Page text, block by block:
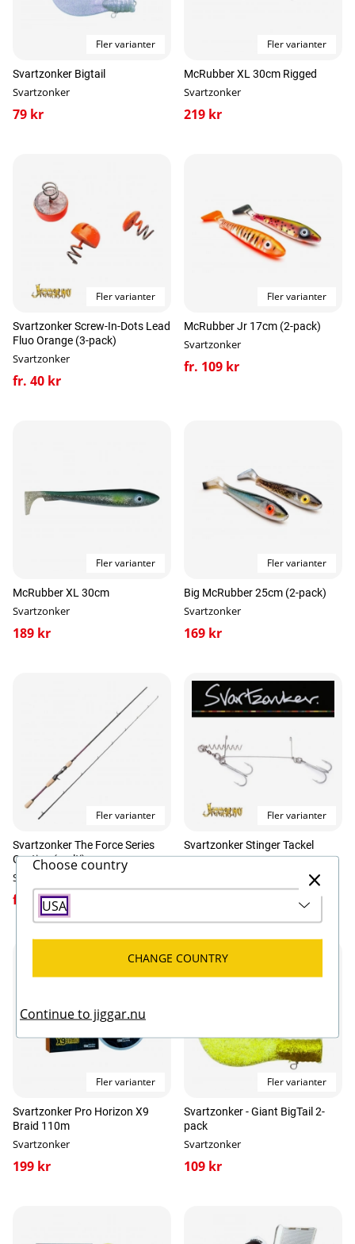
Fler varianter
Svartzonker Bigtail
Svartzonker
79 kr
Fler varianter
McRubber XL 30cm Rigged
Svartzonker
219 kr
Fler varianter
Svartzonker Screw-In-Dots Lead
Fluo Orange (3-pack)
Svartzonker
fr. 40 kr
Fler varianter
McRubber Jr 17cm (2-pack)
Svartzonker
fr. 109 kr
Fler varianter
McRubber XL 30cm
Svartzonker
189 kr
Fler varianter
Big McRubber 25cm (2-pack)
Svartzonker
169 kr
Fler varianter
Svartzonker The Force Series
Casting (multi)
Svartzonker
fr. 1299 kr
Fler varianter
Svartzonker Stinger Tackel
fr. 109 kr
Fler varianter
Svartzonker Pro Horizon X9
Braid 110m
Svartzonker
199 kr
Fler varianter
Svartzonker - Giant BigTail 2-
pack
Svartzonker
109 kr
Choose country
USA
CHANGE COUNTRY
Continue to jiggar.nu